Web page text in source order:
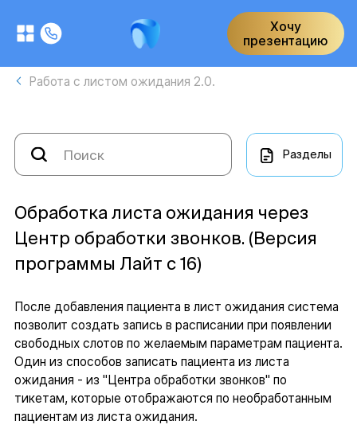
Хочу
презентацию
Работа с листом ожидания 2.0.
Разделы
Обработка листа ожидания через
Центр обработки звонков. (Версия
программы Лайт с 16)
После добавления пациента в лист ожидания система
позволит создать запись в расписании при появлении
свободных слотов по желаемым параметрам пациента.
Один из способов записать пациента из листа
ожидания - из "Центра обработки звонков" по
тикетам, которые отображаются по необработанным
пациентам из листа ожидания.